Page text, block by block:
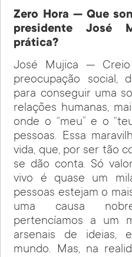
Zero Hora — Que
presidente José
prática?
José Mujica —
preocupação social,
para conseguir uma
relações humanas,
onde o “meu” e o
pessoas. Essa
vida, que, por ser tão
se dão conta. Só
vivo é quase um
pessoas estejam o
uma causa
pertencíamos a um
arsenais de ideias,
mundo. Mas, na